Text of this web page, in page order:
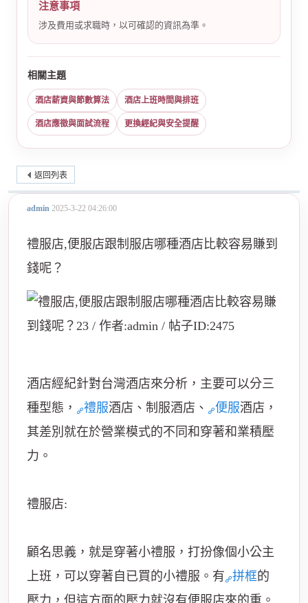
注意事項
涉及費用或求職時，以可確認的資訊為準。
相關主題
酒店薪資與節數算法 酒店上班時間與排班
酒店應徵與面試流程 更換經紀與安全提醒
返回列表
admin 2025-3-22 04:26:00
禮服店,便服店跟制服店哪種酒店比較容易賺到
錢呢？
酒店經紀針對台灣酒店來分析，主要可以分三
種型態，
禮服酒店、制服酒店、 便服酒店，
其差別就在於營業模式的不同和穿著和業積壓
力。
禮服店:
顧名思義，就是穿著小禮服，打扮像個小公主
上班，可以穿著自已買的小禮服。有 拼框的
壓力，但這方面的壓力就沒有便服店來的重。